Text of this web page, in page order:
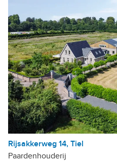
Rijsakkerweg 14, Tiel
Paardenhouderij